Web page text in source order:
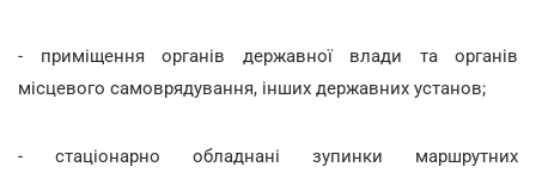
- приміщення органів державної влади та органів
місцевого самоврядування, інших державних установ;
- стаціонарно обладнані зупинки маршрутних